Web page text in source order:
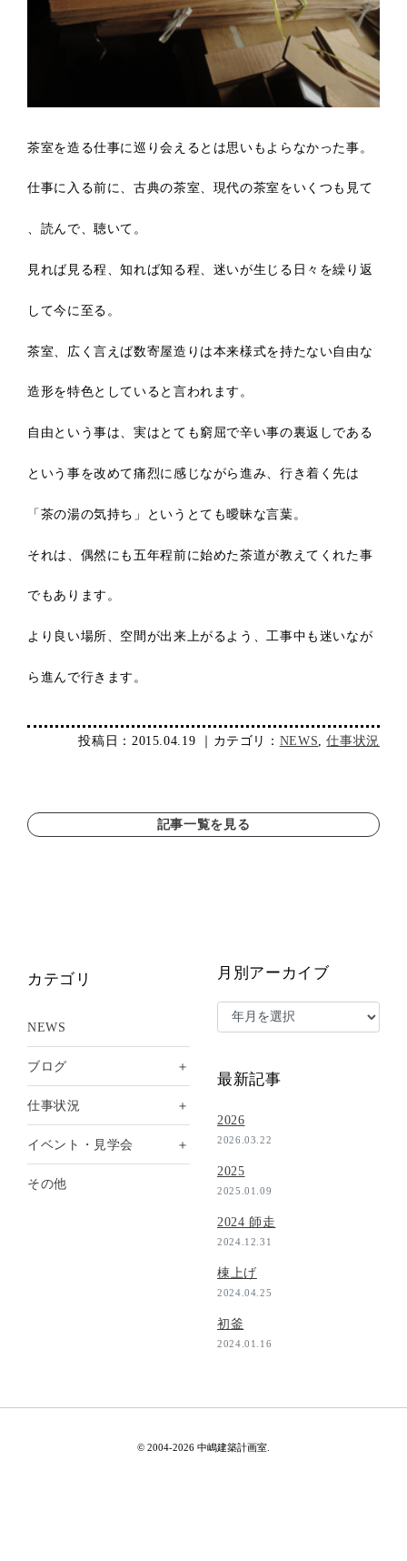
茶室を造る仕事に巡り会えるとは思いもよらなかった事。
仕事に入る前に、古典の茶室、現代の茶室をいくつも見て
、読んで、聴いて。
見れば見る程、知れば知る程、迷いが生じる日々を繰り返
して今に至る。
茶室、広く言えば数寄屋造りは本来様式を持たない自由な
造形を特色としていると言われます。
自由という事は、実はとても窮屈で辛い事の裏返しである
という事を改めて痛烈に感じながら進み、行き着く先は
「茶の湯の気持ち」というとても曖昧な言葉。
それは、偶然にも五年程前に始めた茶道が教えてくれた事
でもあります。
より良い場所、空間が出来上がるよう、工事中も迷いなが
ら進んで行きます。
投稿日：2015.04.19 ｜カテゴリ： NEWS ,仕事状況
記事一覧を見る
カテゴリ
NEWS
ブログ ＋
仕事状況 ＋
イベント・見学会 ＋
その他
月別アーカイブ
最新記事
2026
2026.03.22
2025
2025.01.09
2024 師走
2024.12.31
棟上げ
2024.04.25
初釜
2024.01.16
© 2004-2026 中嶋建築計画室.